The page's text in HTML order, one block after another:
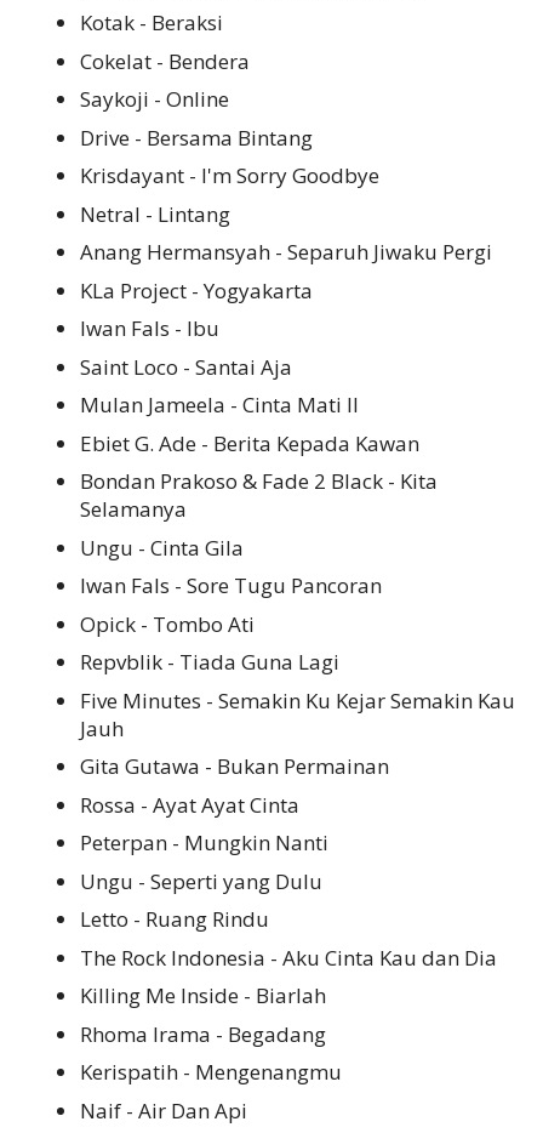
Kotak - Beraksi
Cokelat - Bendera
Saykoji - Online
Drive - Bersama Bintang
Krisdayant - I'm Sorry Goodbye
Netral - Lintang
Anang Hermansyah - Separuh Jiwaku Pergi
KLa Project - Yogyakarta
Iwan Fals - Ibu
Saint Loco - Santai Aja
Mulan Jameela - Cinta Mati II
Ebiet G. Ade - Berita Kepada Kawan
Bondan Prakoso & Fade 2 Black - Kita
Selamanya
Ungu - Cinta Gila
Iwan Fals - Sore Tugu Pancoran
Opick - Tombo Ati
Repvblik - Tiada Guna Lagi
Five Minutes - Semakin Ku Kejar Semakin Kau
Jauh
Gita Gutawa - Bukan Permainan
Rossa - Ayat Ayat Cinta
Peterpan - Mungkin Nanti
Ungu - Seperti yang Dulu
Letto - Ruang Rindu
The Rock Indonesia - Aku Cinta Kau dan Dia
Killing Me Inside - Biarlah
Rhoma Irama - Begadang
Kerispatih - Mengenangmu
Naif - Air Dan Api